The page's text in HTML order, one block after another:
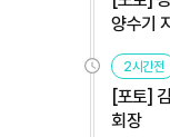
양수기
2시간전
[포토]
회장